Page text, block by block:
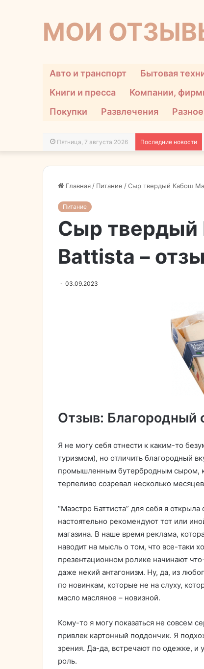
МОИ
Авто и транспорт Бытовая
Книги и пресса
Компании,
Покупки
Развлечения Разное
Пятница, 7 августа 2026 Последние новости
Главная / Питание /Сыр твердый Кабош
Питание
Сыр твердый
Battista –
03.09.2023
Отзыв: Благородный
Я не могу себя отнести к каким-то
туризмом), но отличить благородный
промышленным бутербродным сыром,
терпеливо созревал несколько
“Маэстро Баттиста” для себя я
настоятельно рекомендуют тот или
магазина. В наше время реклама,
наводит на мысль о том, что все-таки
презентационном ролике начинают
даже некий антагонизм. Ну, да, из
по новинкам, которые не на слуху,
масло масляное – новизной.
Кому-то я могу показаться не совсем
привлек картонный поддончик. Я
зрения. Да-да, встречают по одежке, и
роль.